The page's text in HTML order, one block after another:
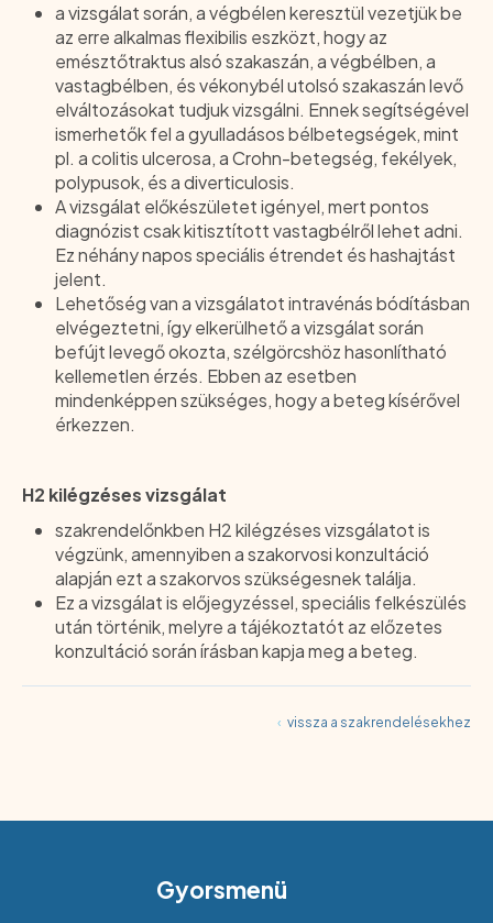
a vizsgálat során, a végbélen keresztül vezetjük be
az erre alkalmas flexibilis eszközt, hogy az
emésztőtraktus alsó szakaszán, a végbélben, a
vastagbélben, és vékonybél utolsó szakaszán levő
elváltozásokat tudjuk vizsgálni. Ennek segítségével
ismerhetők fel a gyulladásos bélbetegségek, mint
pl. a colitis ulcerosa, a Crohn-betegség, fekélyek,
polypusok, és a diverticulosis.
A vizsgálat előkészületet igényel, mert pontos
diagnózist csak kitisztított vastagbélről lehet adni.
Ez néhány napos speciális étrendet és hashajtást
jelent.
Lehetőség van a vizsgálatot intravénás bódításban
elvégeztetni, így elkerülhető a vizsgálat során
befújt levegő okozta, szélgörcshöz hasonlítható
kellemetlen érzés. Ebben az esetben
mindenképpen szükséges, hogy a beteg kísérővel
érkezzen.
H2 kilégzéses vizsgálat
szakrendelőnkben H2 kilégzéses vizsgálatot is
végzünk, amennyiben a szakorvosi konzultáció
alapján ezt a szakorvos szükségesnek találja.
Ez a vizsgálat is előjegyzéssel, speciális felkészülés
után történik, melyre a tájékoztatót az előzetes
konzultáció során írásban kapja meg a beteg.
‹ vissza a szakrendelésekhez
Gyorsmenü